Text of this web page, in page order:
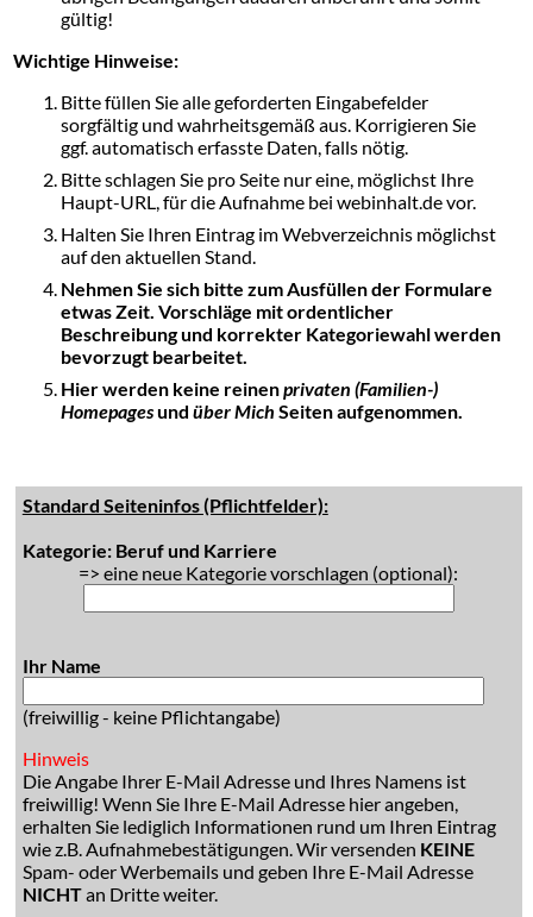
gültig!
Wichtige Hinweise:
Bitte füllen Sie alle geforderten Eingabefelder
sorgfältig und wahrheitsgemäß aus. Korrigieren Sie
ggf. automatisch erfasste Daten, falls nötig.
Bitte schlagen Sie pro Seite nur eine, möglichst Ihre
Haupt-URL, für die Aufnahme bei webinhalt.de vor.
Halten Sie Ihren Eintrag im Webverzeichnis möglichst
auf den aktuellen Stand.
Nehmen Sie sich bitte zum Ausfüllen der Formulare
etwas Zeit. Vorschläge mit ordentlicher
Beschreibung und korrekter Kategoriewahl werden
bevorzugt bearbeitet.
Hier werden keine reinenprivaten (Familien-)
Homepagesund über Mich Seiten aufgenommen.
Standard Seiteninfos (Pflichtfelder):
Kategorie: Beruf und Karriere
=> eine neue Kategorie vorschlagen (optional):
Ihr Name
(freiwillig - keine Pflichtangabe)
Hinweis
Die Angabe Ihrer E-Mail Adresse und Ihres Namens ist
freiwillig! Wenn Sie Ihre E-Mail Adresse hier angeben,
erhalten Sie lediglich Informationen rund um Ihren Eintrag
wie z.B. Aufnahmebestätigungen. Wir versenden KEINE
Spam- oder Werbemails und geben Ihre E-Mail Adresse
NICHTan Dritte weiter.